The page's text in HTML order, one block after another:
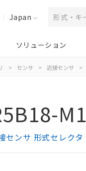
Japan
ソリューション
> センサ > 近接センサ >
M1
センサ 形式セレクタ